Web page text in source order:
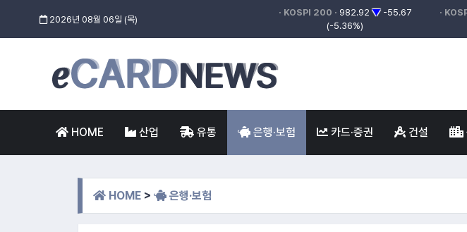
2026년 08월 06일 (목)
· KOSPI 200 · 982.92▼-55.67
(-5.36%)
·
HOME 산업 유통 은행·보험 카드·증권 건설
HOME > 은행·보험
대명소노
3.DL이앤씨
4.흥국생명